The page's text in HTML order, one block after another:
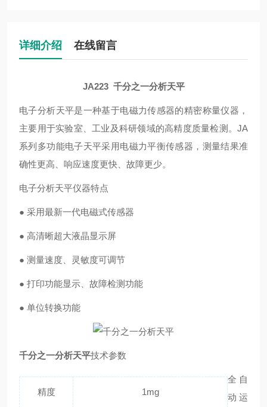
详细介绍 在线留言
JA223 千分之一分析天平
电子分析天平是一种基于电磁力传感器的精密称量仪器，
主要用于实验室、工业及科研领域的高精度质量检测。JA
系列多功能电子天平采用电磁力平衡传感器，测量结果准
确性更高、响应速度更快、故障更少。
电子分析天平仪器特点
● 采用最新一代电磁式传感器
● 高清晰超大液晶显示屏
● 测量速度、灵敏度可调节
● 打印功能显示、故障检测功能
● 单位转换功能
千分之一分析天平技术参数
精度 1mg
全自
动运